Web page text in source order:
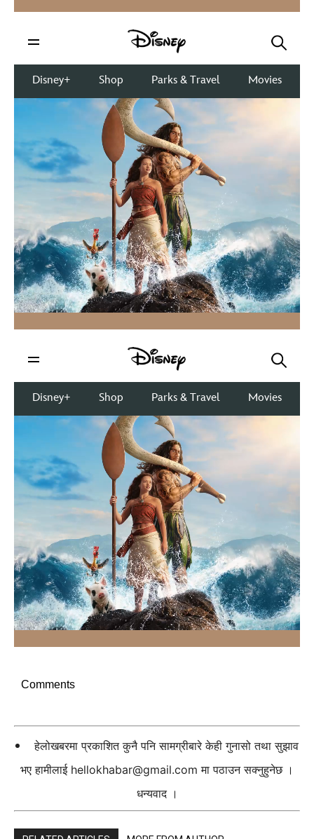
Comments
हेलोखबरमा प्रकाशित कुनै पनि सामग्रीबारे केही गुनासो तथा सुझाव
भए हामीलाई hellokhabar@gmail.com मा पठाउन सक्नुहुनेछ ।
धन्यवाद ।